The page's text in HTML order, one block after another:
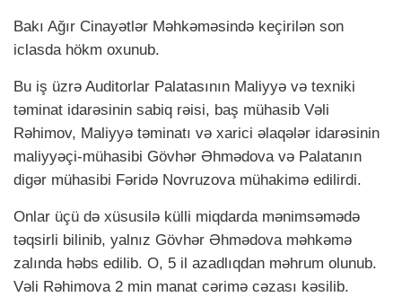
Bakı Ağır Cinayətlər Məhkəməsində keçirilən son
iclasda hökm oxunub.
Bu iş üzrə Auditorlar Palatasının Maliyyə və texniki
təminat idarəsinin sabiq rəisi, baş mühasib Vəli
Rəhimov, Maliyyə təminatı və xarici əlaqələr idarəsinin
maliyyəçi-mühasibi Gövhər Əhmədova və Palatanın
digər mühasibi Fəridə Novruzova mühakimə edilirdi.
Onlar üçü də xüsusilə külli miqdarda mənimsəmədə
təqsirli bilinib, yalnız Gövhər Əhmədova məhkəmə
zalında həbs edilib. O, 5 il azadlıqdan məhrum olunub.
Vəli Rəhimova 2 min manat cərimə cəzası kəsilib.